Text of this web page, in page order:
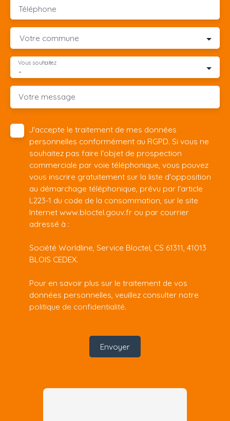
Téléphone
Votre commune
-
Vous souhaitez
Votre message
J'accepte le traitement de mes données
personnelles conformément au RGPD. Si vous ne
souhaitez pas faire l'objet de prospection
commerciale par voie téléphonique, vous pouvez
vous inscrire gratuitement sur la liste d'opposition
au démarchage téléphonique, prévu par l'article
L223-1 du code de la consommation, sur le site
Internet www.bloctel.gouv.fr ou par courrier
adressé à :
Société Worldline, Service Bloctel, CS 61311, 41013
BLOIS CEDEX.
Pour en savoir plus sur le traitement de vos
données personnelles, veuillez consulter notre
politique de confidentialité.
Envoyer